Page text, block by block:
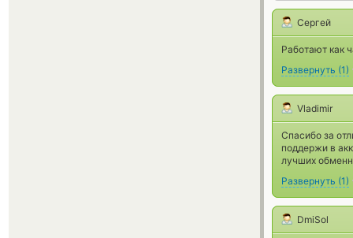
Сергей
Работают как
Развернуть (1)
Vladimir
Спасибо за
поддержи в
лучших
Развернуть (1)
DmiSol